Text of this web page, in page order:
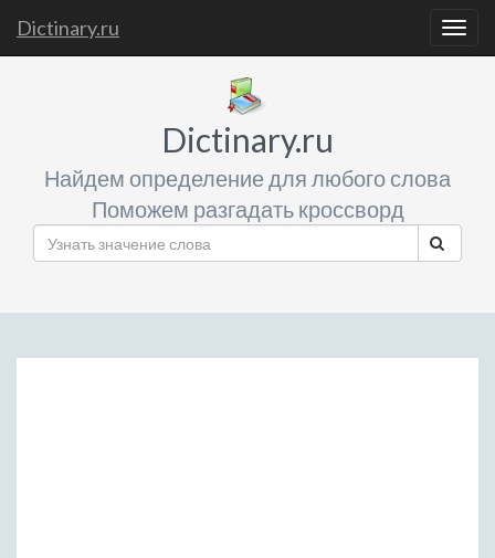
Dictinary.ru
Dictinary.ru
Найдем определение для любого слова
Поможем разгадать кроссворд